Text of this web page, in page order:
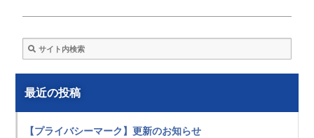
最近の投稿
【プライバシーマーク】更新のお知らせ